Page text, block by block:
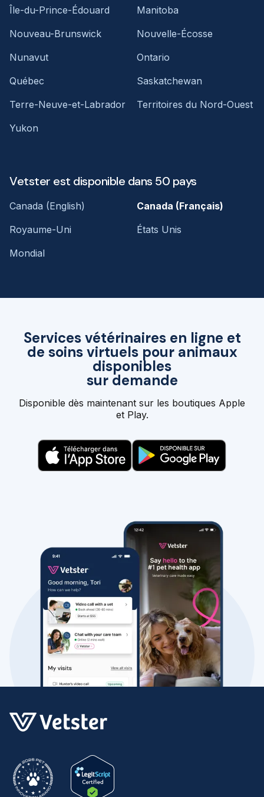
Services vétérinaires en ligne et
de soins virtuels pour animaux
disponibles
sur demande
Disponible dès maintenant sur les boutiques Apple
et Play.
Île-du-Prince-Édouard
Manitoba
Nouveau-Brunswick
Nouvelle-Écosse
Nunavut
Ontario
Québec
Saskatchewan
Terre-Neuve-et-Labrador
Territoires du Nord-Ouest
Yukon
Vetster est disponible dans 50 pays
Canada (English)
Canada (Français)
Royaume-Uni
États Unis
Mondial